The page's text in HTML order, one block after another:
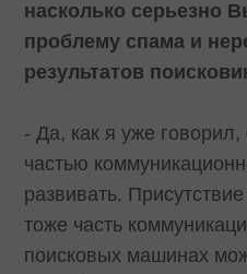
насколько серьезно
проблему спама и
результатов
- Да, как я уже
частью
развивать.
тоже часть
поисковых машинах